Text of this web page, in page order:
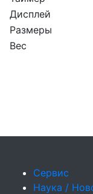
Дисплей
Размеры
Вес
Сервис
Наука /